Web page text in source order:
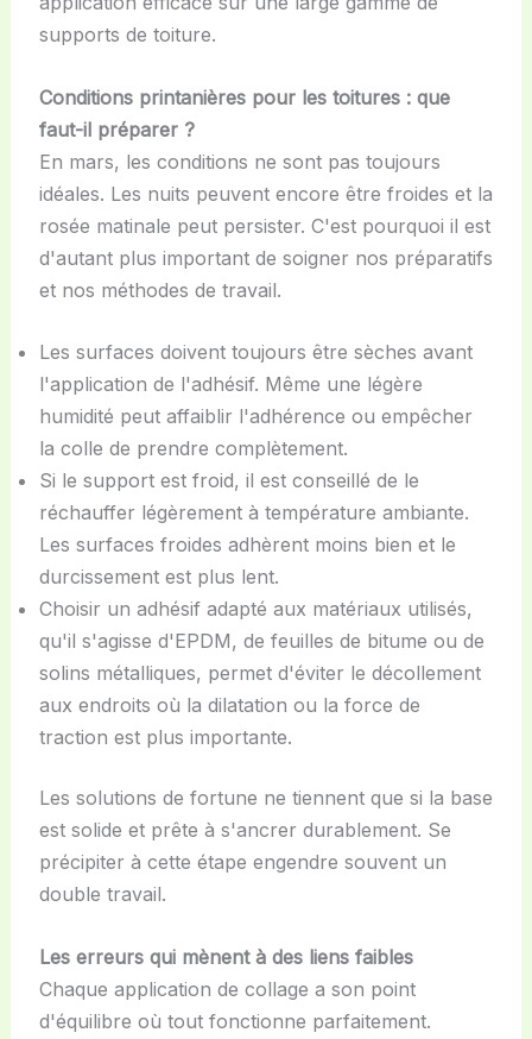
supports de toiture.
Conditions printanières pour les toitures : que
faut-il préparer ?
En mars, les conditions ne sont pas toujours
idéales. Les nuits peuvent encore être froides et la
rosée matinale peut persister. C'est pourquoi il est
d'autant plus important de soigner nos préparatifs
et nos méthodes de travail.
Les surfaces doivent toujours être sèches avant
l'application de l'adhésif. Même une légère
humidité peut affaiblir l'adhérence ou empêcher
la colle de prendre complètement.
Si le support est froid, il est conseillé de le
réchauffer légèrement à température ambiante.
Les surfaces froides adhèrent moins bien et le
durcissement est plus lent.
Choisir un adhésif adapté aux matériaux utilisés,
qu'il s'agisse d'EPDM, de feuilles de bitume ou de
solins métalliques, permet d'éviter le décollement
aux endroits où la dilatation ou la force de
traction est plus importante.
Les solutions de fortune ne tiennent que si la base
est solide et prête à s'ancrer durablement. Se
précipiter à cette étape engendre souvent un
double travail.
Les erreurs qui mènent à des liens faibles
Chaque application de collage a son point
d'équilibre où tout fonctionne parfaitement.